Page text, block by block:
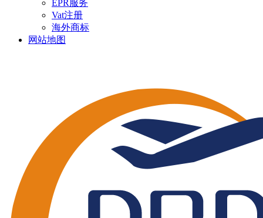
EPR服务
Vat注册
海外商标
网站地图